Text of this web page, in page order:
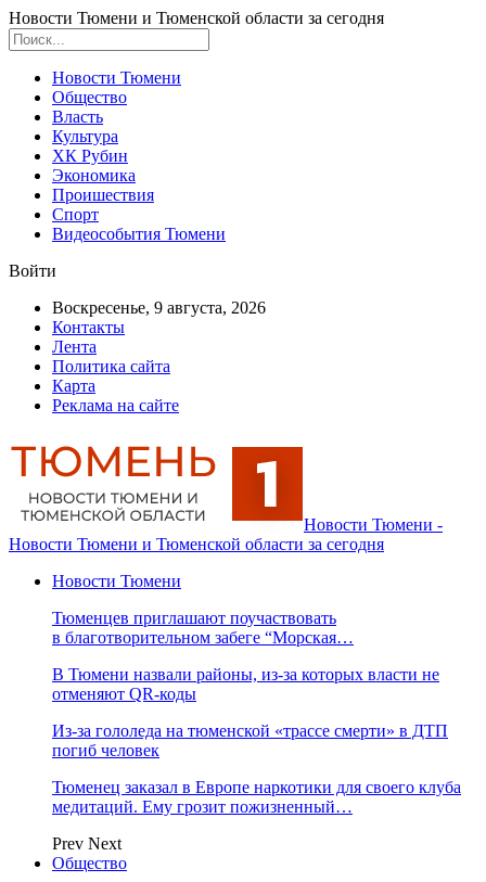
Новости Тюмени и Тюменской области за сегодня
Новости Тюмени
Общество
Власть
Культура
ХК Рубин
Экономика
Проишествия
Спорт
Видеособытия Тюмени
Войти
Воскресенье, 9 августа, 2026
Контакты
Лента
Политика сайта
Карта
Реклама на сайте
Новости Тюмени -
Новости Тюмени и Тюменской области за сегодня
Новости Тюмени
Тюменцев приглашают поучаствовать
в благотворительном забеге “Морская…
В Тюмени назвали районы, из-за которых власти не
отменяют QR-коды
Из-за гололеда на тюменской «трассе смерти» в ДТП
погиб человек
Тюменец заказал в Европе наркотики для своего клуба
медитаций. Ему грозит пожизненный…
Prev Next
Общество